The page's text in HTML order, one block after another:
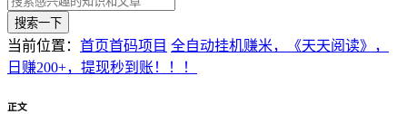
搜索一下
当前位置： 首页首码项目 全自动挂机赚米，《天天阅读》，
日赚200+，提现秒到账！！！
正文